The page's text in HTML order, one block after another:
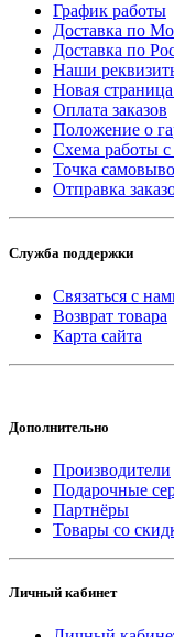
График работы
Доставка по
Доставка по
Наши
Новая
Оплата заказов
Положение о
Схема работы
Точка
Отправка
Служба поддержки
Связаться с
Возврат товара
Карта сайта
Дополнительно
Производители
Подарочные
Партнёры
Товары со
Личный кабинет